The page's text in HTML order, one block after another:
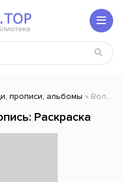
прописи, альбомы » Волшебная азбука и пропись: Раскраска
Раскраска